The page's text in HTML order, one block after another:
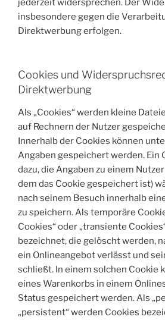
insbesondere gegen die
Direktwerbung erfolgen.
Cookies und
Direktwerbung
Als „Cookies“ werden kleine
auf Rechnern der Nutzer
Innerhalb der Cookies können
Angaben gespeichert werden. Ein
dazu, die Angaben zu einem
dem das Cookie gespeichert ist)
nach seinem Besuch innerhalb
zu speichern. Als temporäre
Cookies“ oder „transiente
bezeichnet, die gelöscht werden,
ein Onlineangebot verlässt und
schließt. In einem solchen Cookie
eines Warenkorbs in einem
Status gespeichert werden. Als
„persistent“ werden Cookies